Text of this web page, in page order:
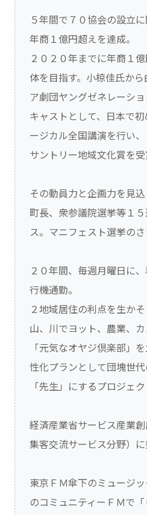
５年間で７０協会の設立
年商１億円超えを達成。
２０２０年までに年商１
体を目指す。小椋佳氏か
ア劇団ヤングゼネレーシ
キャストとして、日本で
ージカル全国講演を行い、
サントリー地域文化賞を受
その動員力と企画力を見込
町長、衆参議院選挙等１
ス。マニフェスト選挙のさ
２０年間、毎週月曜日に
行機通勤。
２地域居住の利点を生かそ
山、川でヨット、農業、
「元気なオヤジ倶楽部」
性化プランとして団塊世
「先生」にするプロジェク
経済産業省サービス産業創
集客交流サービス分野）に
東京ＦＭ傘下のミュージ
のコミュニティーＦＭで「